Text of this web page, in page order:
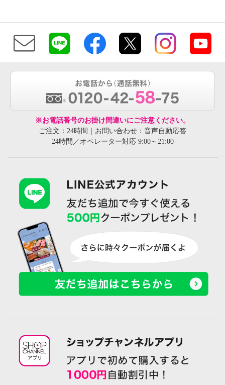
※お電話番号のお掛け間違いにご注意ください。
ご注文：24時間｜お問い合わせ：音声自動応答
24時間／オペレーター対応 9:00～21:00